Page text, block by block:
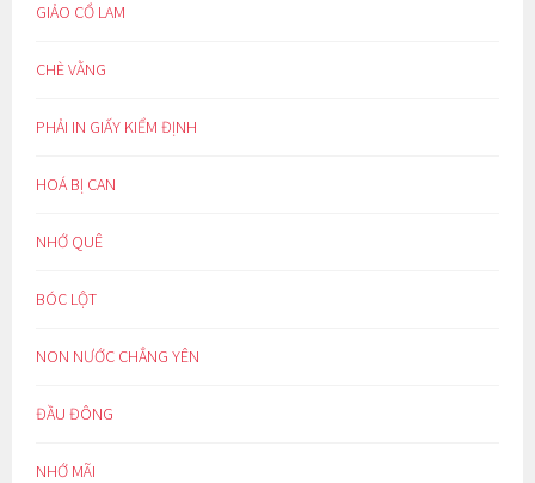
GIẢO CỔ LAM
CHÈ VẰNG
PHẢI IN GIẤY KIỂM ĐỊNH
HOÁ BỊ CAN
NHỚ QUÊ
BÓC LỘT
NON NƯỚC CHẲNG YÊN
ĐẦU ĐÔNG
NHỚ MÃI